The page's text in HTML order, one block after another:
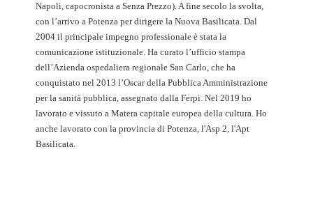
Napoli, capocronista a Senza Prezzo). A fine secolo la svolta,
con l’arrivo a Potenza per dirigere la Nuova Basilicata. Dal
2004 il principale impegno professionale è stata la
comunicazione istituzionale. Ha curato l’ufficio stampa
dell’Azienda ospedaliera regionale San Carlo, che ha
conquistato nel 2013 l’Oscar della Pubblica Amministrazione
per la sanità pubblica, assegnato dalla Ferpi. Nel 2019 ho
lavorato e vissuto a Matera capitale europea della cultura. Ho
anche lavorato con la provincia di Potenza, l'Asp 2, l'Apt
Basilicata.